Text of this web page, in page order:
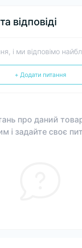
відповіді
і ми відповімо
+ Додати питання
про даний
і задайте своє